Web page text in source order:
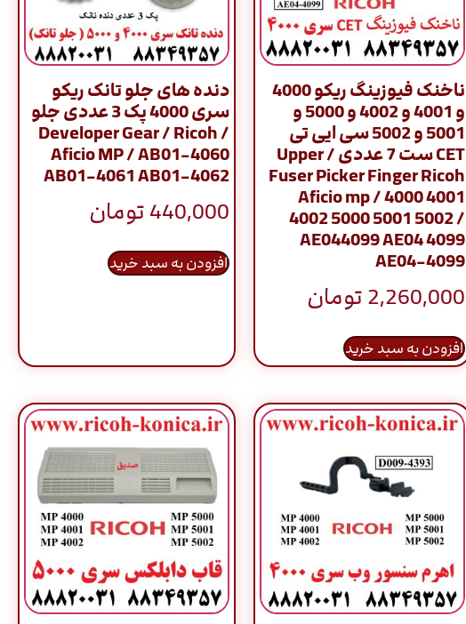
ناخنک فیوزینگ ریکو 4000
و 4001 و 4002 و 5000 و
5001 و 5002 سی ایی تی
CET ست 7 عددی / Upper
Fuser Picker Finger Ricoh
Aficio mp / 4000 4001
4002 5000 5001 5002 /
AE044099 AE04 4099
AE04-4099
2,260,000تومان
افزودن به سبد خرید
دنده های جلو تانک ریکو
سری 4000 پک 3 عددی جلو
/ Developer Gear / Ricoh
Aficio MP / AB01-4060
AB01-4061 AB01-4062
440,000تومان
افزودن به سبد خرید